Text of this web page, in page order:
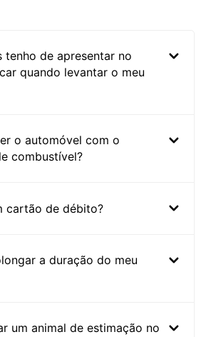
tenho de apresentar no
quando levantar o meu
o automóvel com o
combustível?
cartão de débito?
a duração do meu
um animal de estimação no